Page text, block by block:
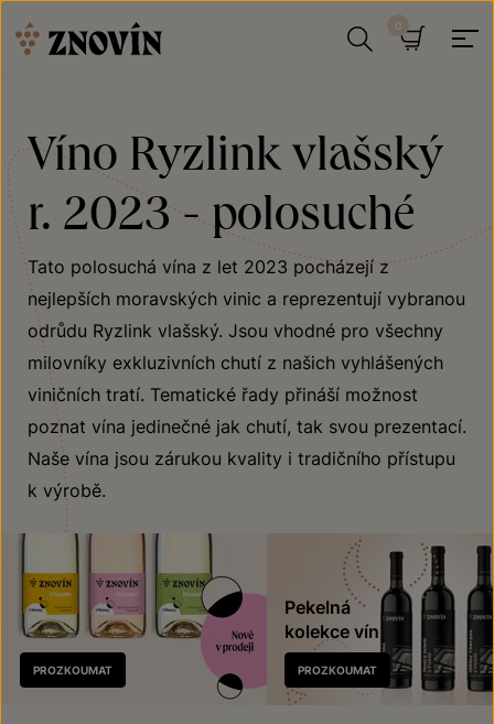
Víno Ryzlink vlašský
r. 2023 - polosuché
Tato polosuchá vína z let 2023 pocházejí z
nejlepších moravských vinic a reprezentují vybranou
odrůdu Ryzlink vlašský. Jsou vhodné pro všechny
milovníky exkluzivních chutí z našich vyhlášených
viničních tratí. Tematické řady přináší možnost
poznat vína jedinečné jak chutí, tak svou prezentací.
Naše vína jsou zárukou kvality i tradičního přístupu
k výrobě.
Nově
v prodeji
PROZKOUMAT
Pekelná
kolekce vín
PROZKOUMAT